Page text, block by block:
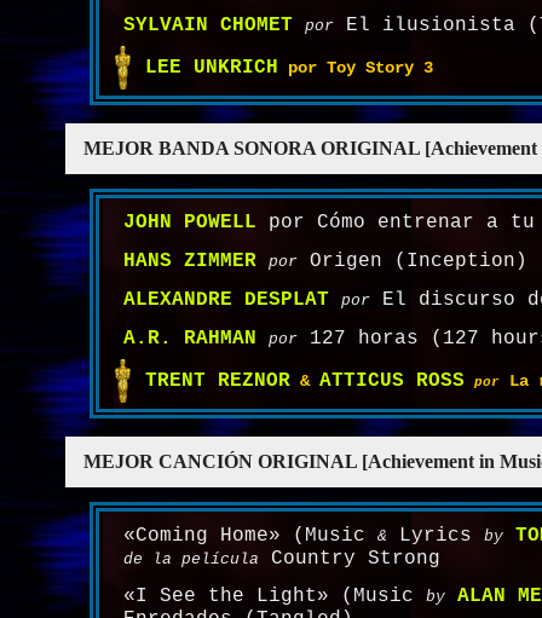
SYLVAIN CHOMET
por El ilusionista
LEE UNKRICH por Toy Story 3
MEJOR BANDA SONORA ORIGINAL
JOHN POWELL por Cómo entrenar a
HANS ZIMMER
por Origen (Inception)
ALEXANDRE DESPLAT
por El discurso
A.R. RAHMAN
por 127 horas (127
TRENT REZNOR & ATTICUS ROSS por La
MEJOR CANCIÓN ORIGINAL [Achievement in
«Coming Home» (Music & Lyrics by
de la película
Country Strong
«I See the Light» (Music by
ALAN